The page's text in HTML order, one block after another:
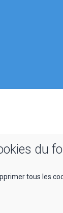
du
tous les